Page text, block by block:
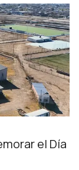
el Día